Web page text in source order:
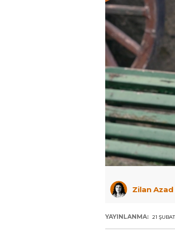
Zilan Azad
YAYINLANMA: 21